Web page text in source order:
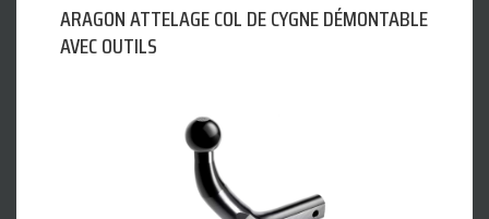
ARAGON ATTELAGE COL DE CYGNE DÉMONTABLE
AVEC OUTILS